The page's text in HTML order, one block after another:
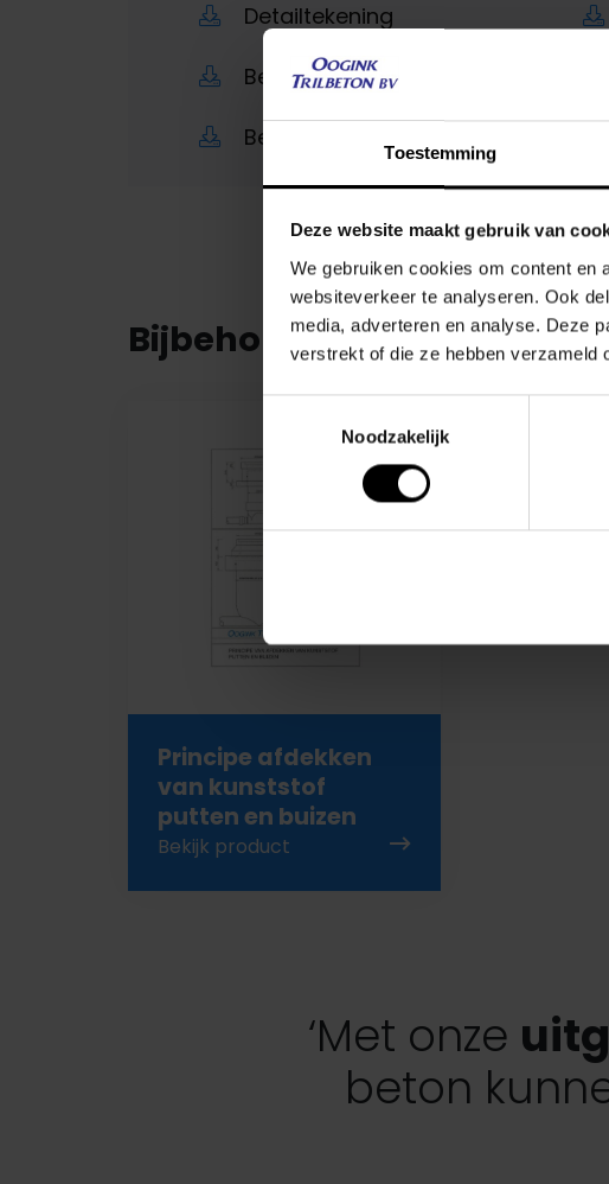
Toestemming
Deze website maakt gebruik van
We gebruiken cookies om content en
websiteverkeer te analyseren. Ook
media, adverteren en analyse. Deze
verstrekt of die ze hebben verzameld
Noodzakelijk
Detailtekening
Bestek .PDF
Bestek .RSX
Bijbehorende producten
Principe afdekken
van kunststof
putten en buizen
Bekijk product
‘Met onze
beton